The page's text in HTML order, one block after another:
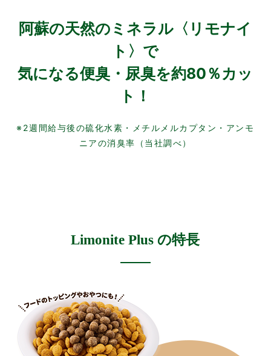
阿蘇の天然のミネラル〈リモナイ
ト〉で
気になる便臭・尿臭を約80％カッ
ト！
※2週間給与後の硫化水素・メチルメルカプタン・アンモ
ニアの消臭率（当社調べ）
Limonite Plus の特長